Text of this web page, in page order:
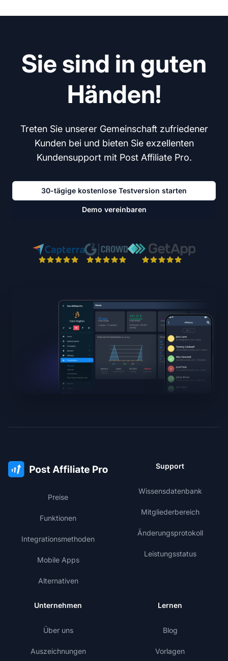
Sie sind in guten
Händen!
Treten Sie unserer Gemeinschaft zufriedener
Kunden bei und bieten Sie exzellenten
Kundensupport mit Post Affiliate Pro.
30-tägige kostenlose Testversion starten
Demo vereinbaren
Preise
Funktionen
Integrationsmethoden
Mobile Apps
Alternativen
Support
Wissensdatenbank
Mitgliederbereich
Änderungsprotokoll
Leistungsstatus
Unternehmen
Über uns
Auszeichnungen
Lernen
Blog
Vorlagen